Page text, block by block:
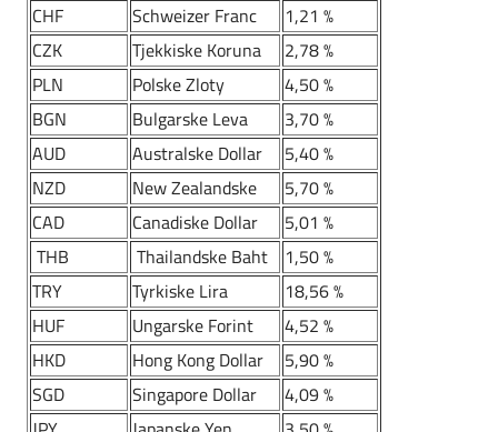
CHF
Schweizer Franc
1,21 %
CZK
Tjekkiske Koruna
2,78 %
PLN
Polske Zloty
4,50 %
BGN
Bulgarske Leva
3,70 %
AUD
Australske Dollar
5,40 %
NZD
New Zealandske
5,70 %
CAD
Canadiske Dollar
5,01 %
THB
Thailandske Baht
1,50 %
TRY
Tyrkiske Lira
18,56 %
HUF
Ungarske Forint
4,52 %
HKD
Hong Kong Dollar
5,90 %
SGD
Singapore Dollar
4,09 %